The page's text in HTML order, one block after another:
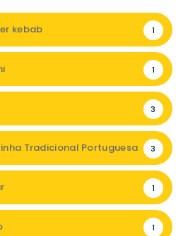
kebab 1
1
3
Tradicional Portuguesa 3
1
1